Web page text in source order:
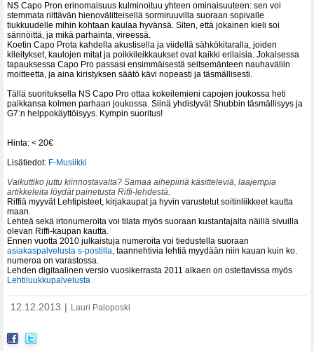
NS Capo Pron erinomaisuus kulminoituu yhteen ominaisuuteen: sen voi
stemmata riittävän hienovälitteisellä sormiruuvilla suoraan sopivalle
tiukkuudelle mihin kohtaan kaulaa hyvänsä. Siten, että jokainen kieli soi
särinöittä, ja mikä parhainta, vireessä.
Koetin Capo Prota kahdella akustisella ja viidellä sähkökitaralla, joiden
kileitykset, kaulojen mitat ja poikkileikkaukset ovat kaikki erilaisia. Jokaisessa
tapauksessa Capo Pro passasi ensimmäisestä seitsemänteen nauhaväliin
moitteetta, ja aina kiristyksen säätö kävi nopeasti ja täsmällisesti.
Tällä suorituksella NS Capo Pro ottaa kokeilemieni capojen joukossa heti
paikkansa kolmen parhaan joukossa. Siinä yhdistyvät Shubbin täsmällisyys ja
G7:n helppokäyttöisyys. Kympin suoritus!
Hinta: < 20€
Lisätiedot: F-Musiikki
Vaikuttiko juttu kiinnostavalta? Samaa aihepiiriä käsitteleviä, laajempia
artikkeleita löydät painetusta Riffi-lehdestä.
Riffiä myyvät Lehtipisteet, kirjakaupat ja hyvin varustetut soitinliikkeet kautta
maan.
Lehteä sekä irtonumeroita voi tilata myös suoraan kustantajalta näillä sivuilla
olevan Riffi-kaupan kautta.
Ennen vuotta 2010 julkaistuja numeroita voi tiedustella suoraan
asiakaspalvelusta s-postilla, taannehtivia lehtiä myydään niin kauan kuin ko.
numeroa on varastossa.
Lehden digitaalinen versio vuosikerrasta 2011 alkaen on ostettavissa myös
Lehtiluukkupalvelusta
12.12.2013 Lauri Paloposki